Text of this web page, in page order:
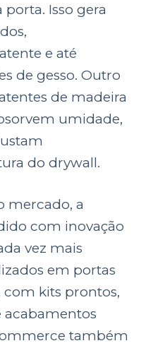
Isso gera
e até
de gesso. Outro
de madeira
umidade,
do drywall.
mercado, a
com inovação
vez mais
em portas
com kits prontos,
acabamentos
também